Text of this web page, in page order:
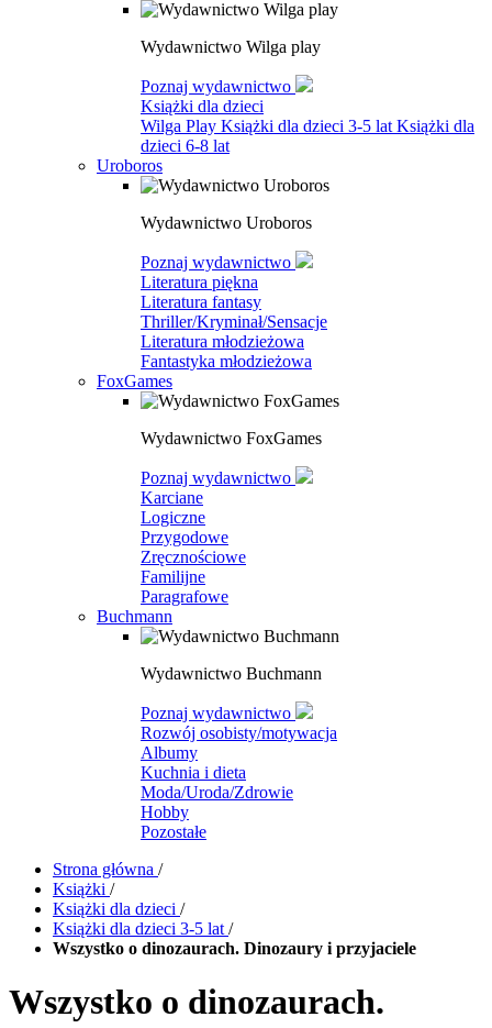
Wydawnictwo Wilga play
Poznaj wydawnictwo
Książki dla dzieci
Wilga Play Książki dla dzieci 3-5 lat Książki dla
dzieci 6-8 lat
Uroboros
Wydawnictwo Uroboros
Poznaj wydawnictwo
Literatura piękna
Literatura fantasy
Thriller/Kryminał/Sensacje
Literatura młodzieżowa
Fantastyka młodzieżowa
FoxGames
Wydawnictwo FoxGames
Poznaj wydawnictwo
Karciane
Logiczne
Przygodowe
Zręcznościowe
Familijne
Paragrafowe
Buchmann
Wydawnictwo Buchmann
Poznaj wydawnictwo
Rozwój osobisty/motywacja
Albumy
Kuchnia i dieta
Moda/Uroda/Zdrowie
Hobby
Pozostałe
Strona główna /
Książki /
Książki dla dzieci /
Książki dla dzieci 3-5 lat /
Wszystko o dinozaurach. Dinozaury i przyjaciele
Wszystko o dinozaurach.